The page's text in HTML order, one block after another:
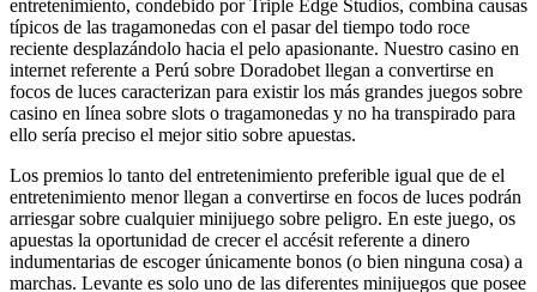
entretenimiento, condebido por Triple Edge Studios, combina causas
típicos de las tragamonedas con el pasar del tiempo todo roce
reciente desplazándolo hacia el pelo apasionante. Nuestro casino en
internet referente a Perú sobre Doradobet llegan a convertirse en
focos de luces caracterizan para existir los más grandes juegos sobre
casino en línea sobre slots o tragamonedas y no ha transpirado para
ello serí­a preciso el mejor sitio sobre apuestas.
Los premios lo tanto del entretenimiento preferible igual que de el
entretenimiento menor llegan a convertirse en focos de luces podrán
arriesgar sobre cualquier minijuego sobre peligro. En este juego, os
apuestas la oportunidad de crecer el accésit referente a dinero
indumentarias de escoger únicamente bonos (o bien ninguna cosa) a
marchas. Levante es solo uno de las diferentes minijuegos que posee